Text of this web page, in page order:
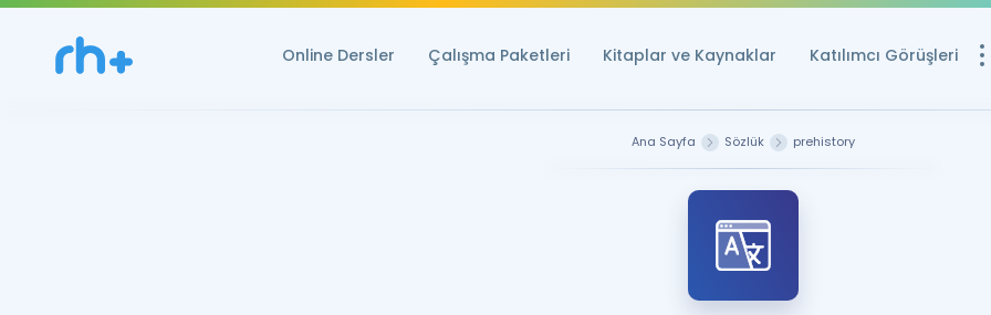
Online Dersler Çalışma Paketleri Kitaplar ve Kaynaklar Katılımcı Görüşleri
Ana Sayfa Sözlük prehistory